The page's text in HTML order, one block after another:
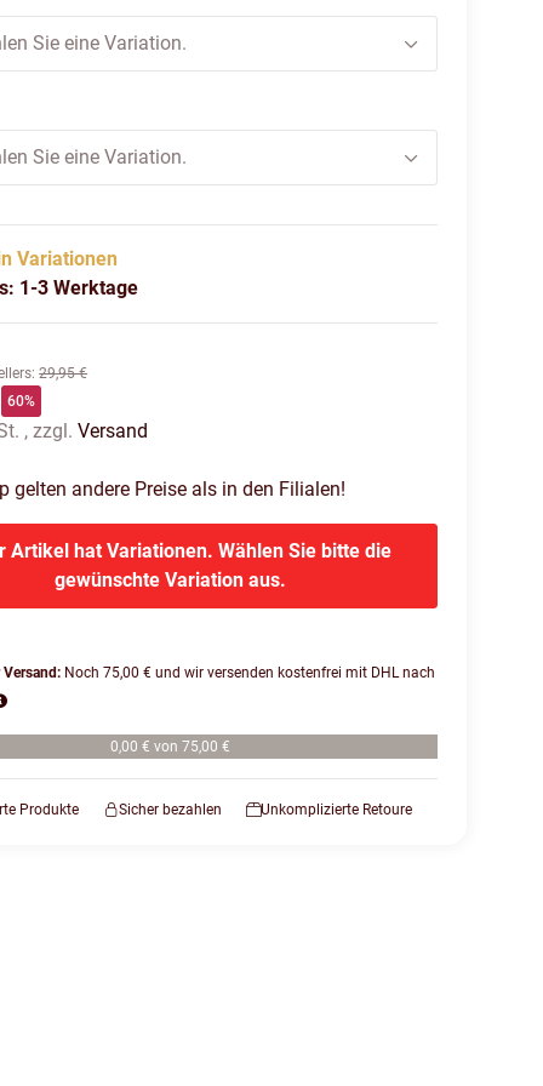
Sie eine Variation.
Sie eine Variation.
Variationen
1-3 Werktage
:29,95 €
60%
, zzgl.Versand
gelten andere Preise als in den Filialen!
Artikel hat Variationen. Wählen Sie bitte die
gewünschte Variation aus.
Noch 75,00 € und wir versenden kostenfrei mit DHL nach
0,00 € von 75,00 €
Produkte Sicher bezahlen Unkomplizierte Retoure